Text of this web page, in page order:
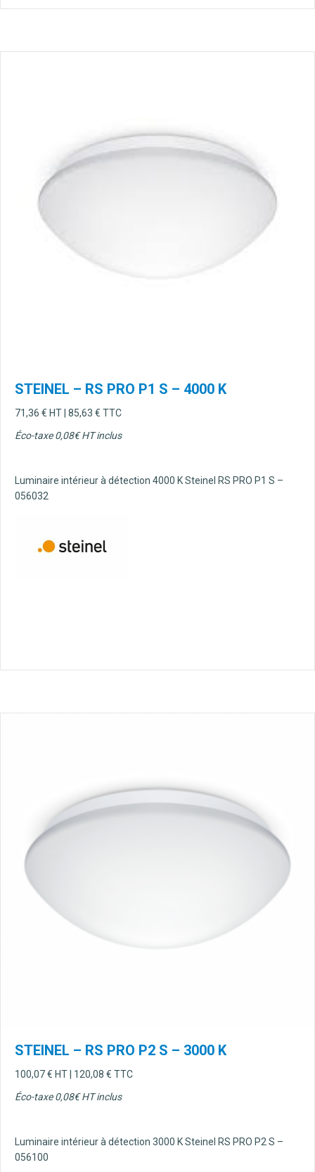
STEINEL – RS PRO P1 S – 4000 K
71,36 € HT | 85,63 € TTC
Éco-taxe 0,08€ HT inclus
Luminaire intérieur à détection 4000 K Steinel RS PRO P1 S –
056032
STEINEL – RS PRO P2 S – 3000 K
100,07€ HT | 120,08 € TTC
Éco-taxe 0,08€ HT inclus
Luminaire intérieur à détection 3000 K Steinel RS PRO P2 S –
056100